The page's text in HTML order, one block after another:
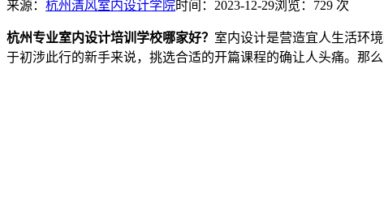
来源： 杭州清风室内设计学院时间：2023-12-29浏览：729 次
杭州专业室内设计培训学校哪家好？ 室内设计是营造宜人生活环
于初涉此行的新手来说，挑选合适的开篇课程的确让人头痛。那